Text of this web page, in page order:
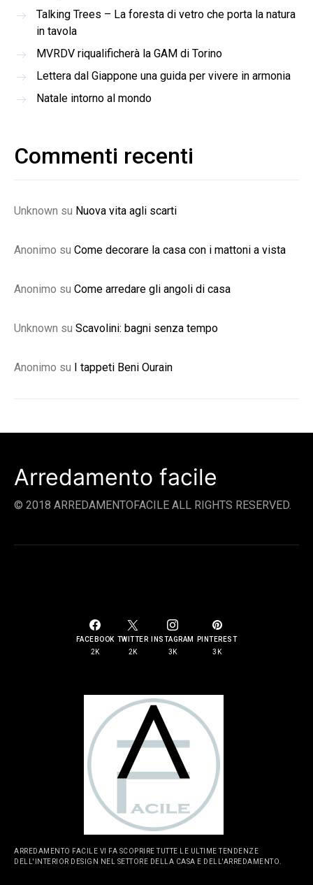
Talking Trees – La foresta di vetro che porta la natura
in tavola
MVRDV riqualificherà la GAM di Torino
Lettera dal Giappone una guida per vivere in armonia
Natale intorno al mondo
Commenti recenti
Unknown su Nuova vita agli scarti
Anonimo su Come decorare la casa con i mattoni a vista
Anonimo su Come arredare gli angoli di casa
Unknown su Scavolini: bagni senza tempo
Anonimo su I tappeti Beni Ourain
Arredamento facile
© 2018 ARREDAMENTOFACILE ALL RIGHTS RESERVED.
FACEBOOK
2K
TWITTER
2K
INSTAGRAM
3K
PINTEREST
3K
ARREDAMENTO FACILE VI FA SCOPRIRE TUTTE LE ULTIME TENDENZE
DELL'INTERIOR DESIGN NEL SETTORE DELLA CASA E DELL'ARREDAMENTO.